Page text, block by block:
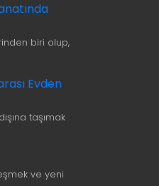
biri olup,
Evden
taşımak
ve yeni